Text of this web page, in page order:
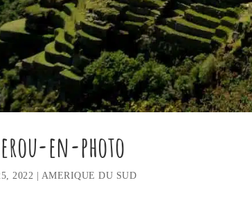
en-photo
2022 AMERIQUE DU SUD